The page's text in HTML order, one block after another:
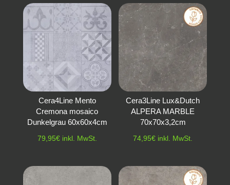
Cera4Line Mento
Cremona mosaico
Dunkelgrau 60x60x4cm
79,95€ inkl. MwSt.
Cera3Line Lux&Dutch
ALPERA MARBLE
70x70x3,2cm
74,95€ inkl. MwSt.